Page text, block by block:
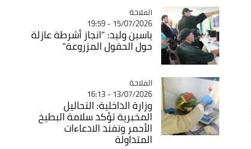
Catégorie
الفلاحة
15/07/2026 - 19:59
ياسين وليد: "انجاز أشرطة عازلة
حول الحقول المزروعة"
Catégorie
الفلاحة
13/07/2026 - 16:13
وزارة الداخلية: التحاليل
المخبرية تؤكد سلامة البطيخ
الأحمر وتفند الادعاءات
المتداولة